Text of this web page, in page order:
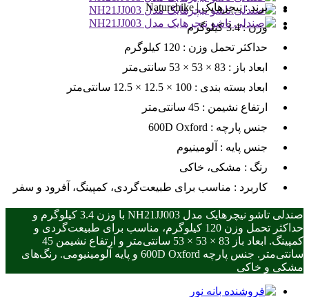
برند : نیچرهایک | Naturehike
وزن :3.4 کیلوگرم
حداکثر تحمل وزن : 120 کیلوگرم
ابعاد باز : 83 × 53 × 53 سانتی‌متر
ابعاد بسته بندی : 100 × 12.5 × 12.5 سانتی‌متر
ارتفاع نشیمن : 45 سانتی‌متر
جنس پارچه : 600D Oxford
جنس پایه : آلومینیوم
رنگ : مشکی، خاکی
کاربرد : مناسب برای طبیعت‌گردی، کمپینگ، آفرود و سفر
صندلی تاشو نیچرهایک مدل NH21JJ003 با وزن 3.4 کیلوگرم و
حداکثر تحمل وزن 120 کیلوگرم، مناسب برای طبیعت‌گردی و
کمپینگ. ابعاد باز 83 × 53 × 53 سانتی‌متر و ارتفاع نشیمن 45
سانتی‌متر. جنس پارچه 600D Oxford و پایه آلومینیومی. رنگ‌های
مشکی و خاکی